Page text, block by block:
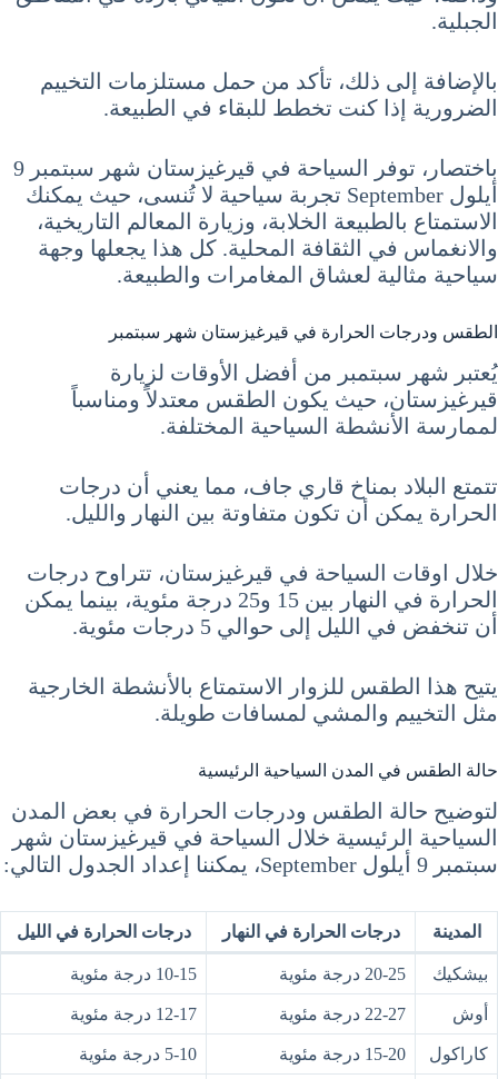
الجبلية.
بالإضافة إلى ذلك، تأكد من حمل مستلزمات التخييم
الضرورية إذا كنت تخطط للبقاء في الطبيعة.
باختصار، توفر السياحة في قيرغيزستان شهر سبتمبر 9
أيلول September تجربة سياحية لا تُنسى، حيث يمكنك
الاستمتاع بالطبيعة الخلابة، وزيارة المعالم التاريخية،
والانغماس في الثقافة المحلية. كل هذا يجعلها وجهة
سياحية مثالية لعشاق المغامرات والطبيعة.
الطقس ودرجات الحرارة في قيرغيزستان شهر سبتمبر
يُعتبر شهر سبتمبر من أفضل الأوقات لزيارة
قيرغيزستان، حيث يكون الطقس معتدلاً ومناسباً
لممارسة الأنشطة السياحية المختلفة.
تتمتع البلاد بمناخ قاري جاف، مما يعني أن درجات
الحرارة يمكن أن تكون متفاوتة بين النهار والليل.
خلال اوقات السياحة في قيرغيزستان، تتراوح درجات
الحرارة في النهار بين 15 و25 درجة مئوية، بينما يمكن
أن تنخفض في الليل إلى حوالي 5 درجات مئوية.
يتيح هذا الطقس للزوار الاستمتاع بالأنشطة الخارجية
مثل التخييم والمشي لمسافات طويلة.
حالة الطقس في المدن السياحية الرئيسية
لتوضيح حالة الطقس ودرجات الحرارة في بعض المدن
السياحية الرئيسية خلال السياحة في قيرغيزستان شهر
سبتمبر 9 أيلول September، يمكننا إعداد الجدول التالي:
المدينة درجات الحرارة في النهار درجات الحرارة في الليل
بيشكيك 20-25 درجة مئوية 10-15 درجة مئوية
أوش 22-27 درجة مئوية 12-17 درجة مئوية
كاراكول 15-20 درجة مئوية 5-10 درجة مئوية